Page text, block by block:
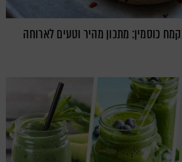
כוסמין: מתכון מהיר וטעים לארוחה